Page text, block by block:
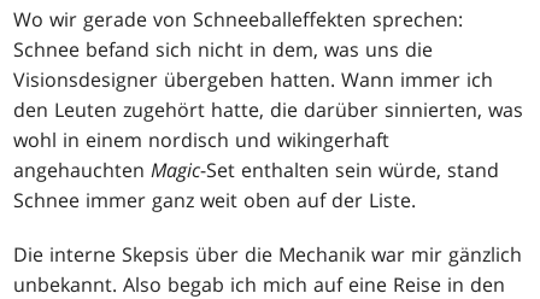
Wo wir gerade von Schneeballeffekten sprechen:
Schnee befand sich nicht in dem, was uns die
Visionsdesigner übergeben hatten. Wann immer ich
den Leuten zugehört hatte, die darüber sinnierten, was
wohl in einem nordisch und wikingerhaft
angehauchtenMagic-Set enthalten sein würde, stand
Schnee immer ganz weit oben auf der Liste.
Die interne Skepsis über die Mechanik war mir gänzlich
unbekannt. Also begab ich mich auf eine Reise in den